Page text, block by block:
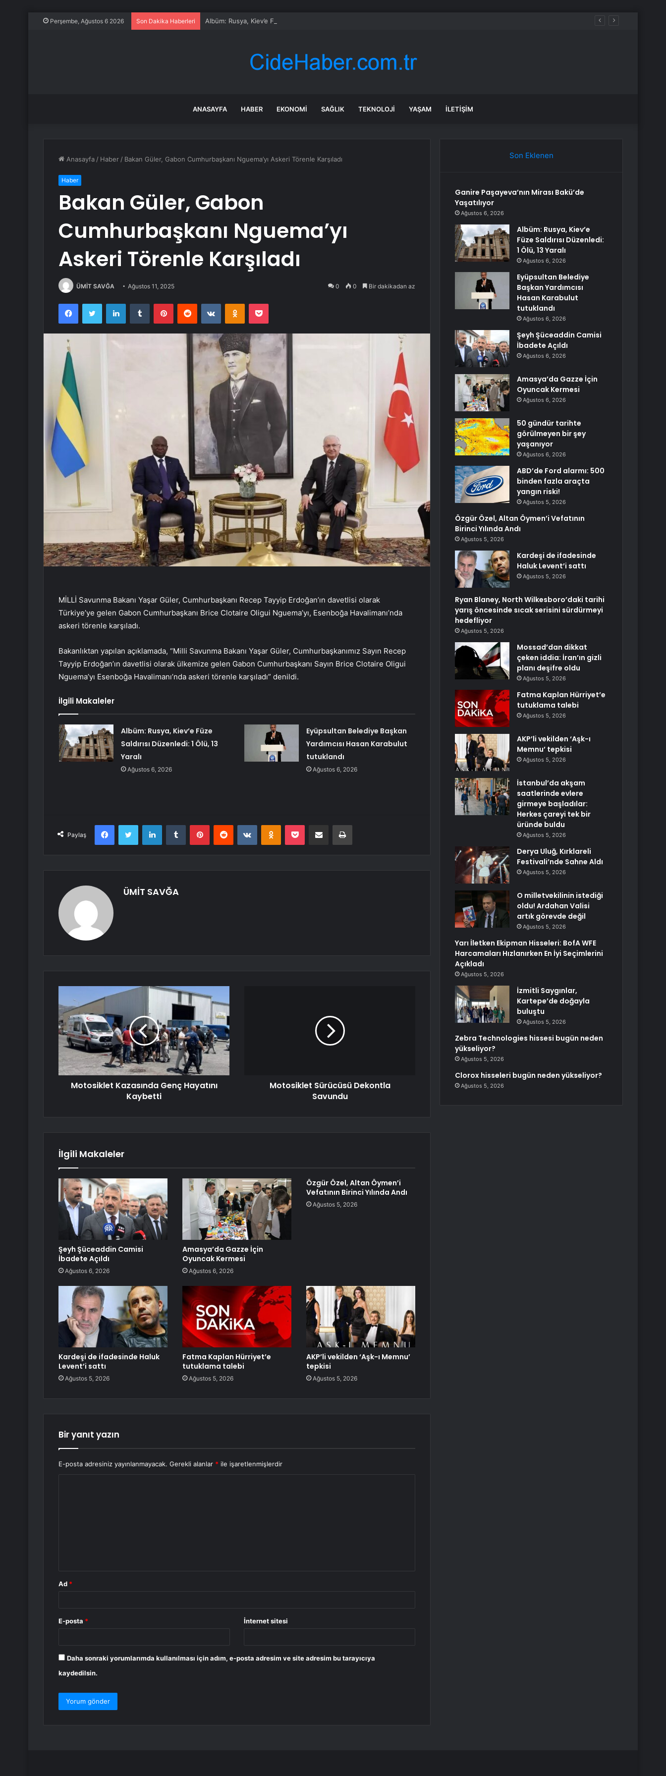
Perşembe, Ağustos 6 2026 Son Dakika Haberleri Albüm: Rusya, Kiev’e Füze Saldırısı Düzenledi: 1 Ölü, 13 Yaralı
ANASAYFA HABER EKONOMI SAĞLIK TEKNOLOJI YAŞAM İLETIŞIM
Anasayfa / Haber / Bakan Güler, Gabon Cumhurbaşkanı Nguema’yı Askeri Törenle Karşıladı
Haber
Bakan Güler, Gabon
Cumhurbaşkanı Nguema’yı
Askeri Törenle Karşıladı
ÜMİT SAVĞA Ağustos 11, 2025 0 0 Bir dakikadan az
FacebookTwitter LinkedInTumblr PinterestReddit VKontakteOdnoklassniki
Pocket
MİLLİ Savunma Bakanı Yaşar Güler, Cumhurbaşkanı Recep Tayyip Erdoğan’ın davetlisi olarak
Türkiye’ye gelen Gabon Cumhurbaşkanı Brice Clotaire Oligui Nguema’yı, Esenboğa Havalimanı’nda
askeri törenle karşıladı.
Bakanlıktan yapılan açıklamada, “Milli Savunma Bakanı Yaşar Güler, Cumhurbaşkanımız Sayın Recep
Tayyip Erdoğan’ın davetlisi olarak ülkemize gelen Gabon Cumhurbaşkanı Sayın Brice Clotaire Oligui
Nguema’yı Esenboğa Havalimanı’nda askeri törenle karşıladı” denildi.
İlgili Makaleler
Albüm: Rusya, Kiev’e Füze
Saldırısı Düzenledi: 1 Ölü, 13
Yaralı
Ağustos 6, 2026
Eyüpsultan Belediye Başkan
Yardımcısı Hasan Karabulut
tutuklandı
Ağustos 6, 2026
Paylaş
FacebookTwitter LinkedInTumblr PinterestReddit VKontakteOdnoklassniki
Pocket E-Posta ile paylaş Yazdır
ÜMİT SAVĞA
Motosiklet Kazasında Genç Hayatını
Kaybetti
Motosiklet Sürücüsü Dekontla
Savundu
İlgili Makaleler
Şeyh Şüceaddin Camisi
İbadete Açıldı
Ağustos 6, 2026
Amasya’da Gazze İçin
Oyuncak Kermesi
Ağustos 6, 2026
Özgür Özel, Altan Öymen’i
Vefatının Birinci Yılında Andı
Ağustos 5, 2026
Kardeşi de ifadesinde Haluk
Levent’i sattı
Ağustos 5, 2026
Fatma Kaplan Hürriyet’e
tutuklama talebi
Ağustos 5, 2026
AKP’li vekilden ‘Aşk-ı Memnu’
tepkisi
Ağustos 5, 2026
Bir yanıt yazın
E-posta adresiniz yayınlanmayacak. Gerekli alanlar * ile işaretlenmişlerdir
Ad *
E-posta * İnternet sitesi
Daha sonraki yorumlarımda kullanılması için adım, e-posta adresim ve site adresim bu tarayıcıya
kaydedilsin.
Son Eklenen
Ganire Paşayeva’nın Mirası Bakü’de
Yaşatılıyor
Ağustos 6, 2026
Albüm: Rusya, Kiev’e
Füze Saldırısı Düzenledi:
1 Ölü, 13 Yaralı
Ağustos 6, 2026
Eyüpsultan Belediye
Başkan Yardımcısı
Hasan Karabulut
tutuklandı
Ağustos 6, 2026
Şeyh Şüceaddin Camisi
İbadete Açıldı
Ağustos 6, 2026
Amasya’da Gazze İçin
Oyuncak Kermesi
Ağustos 6, 2026
50 gündür tarihte
görülmeyen bir şey
yaşanıyor
Ağustos 6, 2026
ABD’de Ford alarmı: 500
binden fazla araçta
yangın riski!
Ağustos 5, 2026
Özgür Özel, Altan Öymen’i Vefatının
Birinci Yılında Andı
Ağustos 5, 2026
Kardeşi de ifadesinde
Haluk Levent’i sattı
Ağustos 5, 2026
Ryan Blaney, North Wilkesboro’daki tarihi
yarış öncesinde sıcak serisini sürdürmeyi
hedefliyor
Ağustos 5, 2026
Mossad’dan dikkat
çeken iddia: İran’ın gizli
planı deşifre oldu
Ağustos 5, 2026
Fatma Kaplan Hürriyet’e
tutuklama talebi
Ağustos 5, 2026
AKP’li vekilden ‘Aşk-ı
Memnu’ tepkisi
Ağustos 5, 2026
İstanbul’da akşam
saatlerinde evlere
girmeye başladılar:
Herkes çareyi tek bir
üründe buldu
Ağustos 5, 2026
Derya Uluğ, Kırklareli
Festivali’nde Sahne Aldı
Ağustos 5, 2026
O milletvekilinin istediği
oldu! Ardahan Valisi
artık görevde değil
Ağustos 5, 2026
Yarı İletken Ekipman Hisseleri: BofA WFE
Harcamaları Hızlanırken En İyi Seçimlerini
Açıkladı
Ağustos 5, 2026
İzmitli Saygınlar,
Kartepe’de doğayla
buluştu
Ağustos 5, 2026
Zebra Technologies hissesi bugün neden
yükseliyor?
Ağustos 5, 2026
Clorox hisseleri bugün neden yükseliyor?
Ağustos 5, 2026